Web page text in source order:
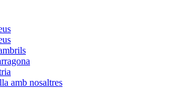
amb nosaltres